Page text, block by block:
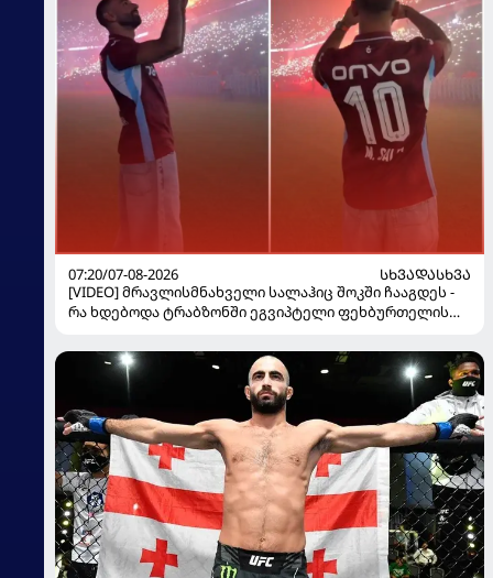
07:20/07-08-2026
ᲡᲮᲕᲐᲓᲐᲡᲮᲕᲐ
[VIDEO] მრავლისმნახველი სალაჰიც შოკში ჩააგდეს -
რა ხდებოდა ტრაბზონში ეგვიპტელი ფეხბურთელის